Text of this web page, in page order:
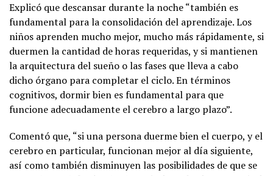
Explicó que descansar durante la noche “también es
fundamental para la consolidación del aprendizaje. Los
niños aprenden mucho mejor, mucho más rápidamente, si
duermen la cantidad de horas requeridas, y si mantienen
la arquitectura del sueño o las fases que lleva a cabo
dicho órgano para completar el ciclo. En términos
cognitivos, dormir bien es fundamental para que
funcione adecuadamente el cerebro a largo plazo”.
Comentó que, “si una persona duerme bien el cuerpo, y el
cerebro en particular, funcionan mejor al día siguiente,
así como también disminuyen las posibilidades de que se